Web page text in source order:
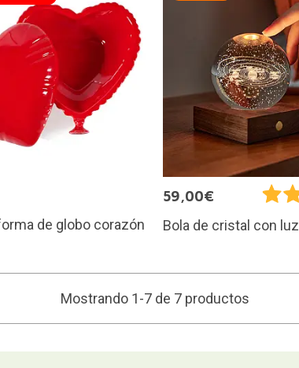
de globo corazón
59,00€
Bola de cristal con luz
Mostrando 1-7 de 7 productos